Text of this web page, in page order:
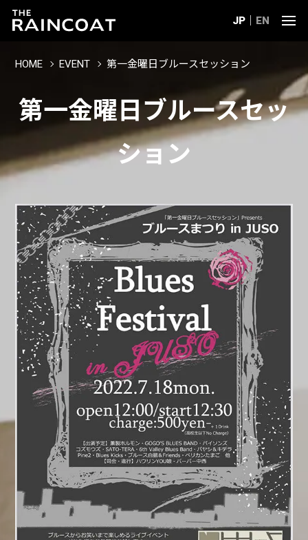
JP EN
HOME EVENT 第一金曜日ブルースセッション
第一金曜日ブルースセッ
ション